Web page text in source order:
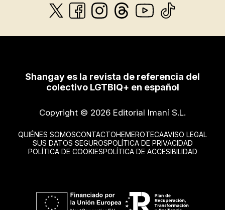
Shangay es la revista de referencia del
colectivo LGTBIQ+ en español
Copyright © 2026 Editorial Imaní S.L.
QUIÉNES SOMOSCONTACTOHEMEROTECAAVISO LEGAL
SUS DATOS SEGUROSPOLÍTICA DE PRIVACIDAD
POLÍTICA DE COOKIESPOLÍTICA DE ACCESIBILIDAD